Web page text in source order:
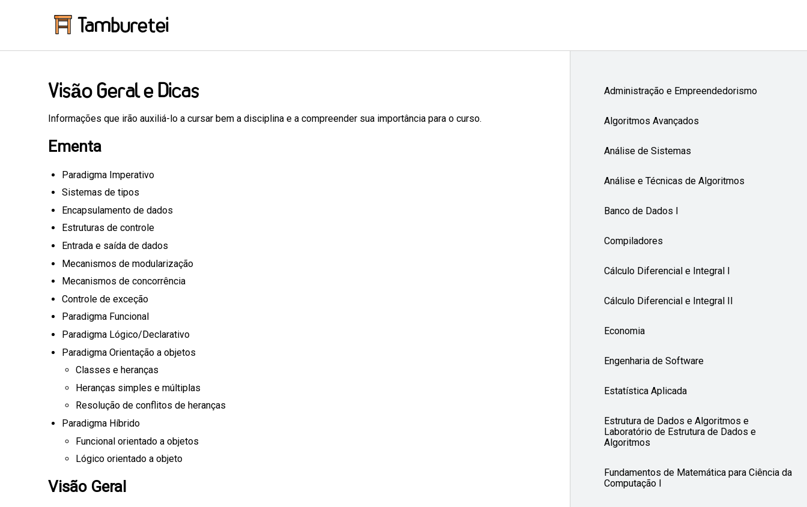
Tamburetei
Administração e Empreendedorismo
Algoritmos Avançados
Análise de Sistemas
Análise e Técnicas de Algoritmos
Banco de Dados I
Compiladores
Cálculo Diferencial e Integral I
Cálculo Diferencial e Integral II
Economia
Engenharia de Software
Estatística Aplicada
Estrutura de Dados e Algoritmos e
Laboratório de Estrutura de Dados e
Algoritmos
Fundamentos de Matemática para Ciência da
Computação I
Visão Geral e Dicas
Informações que irão auxiliá-lo a cursar bem a disciplina e a compreender sua importância para o curso.
Ementa
Paradigma Imperativo
Sistemas de tipos
Encapsulamento de dados
Estruturas de controle
Entrada e saída de dados
Mecanismos de modularização
Mecanismos de concorrência
Controle de exceção
Paradigma Funcional
Paradigma Lógico/Declarativo
Paradigma Orientação a objetos
Classes e heranças
Heranças simples e múltiplas
Resolução de conflitos de heranças
Paradigma Híbrido
Funcional orientado a objetos
Lógico orientado a objeto
Visão Geral